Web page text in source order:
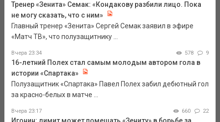
Тренер «Зенита» Семак: «Кондакову разбили лицо. Пока
не могу сказать, что с ним»
Главный тренер «Зенита» Сергей Семак заявил в эфире
«Матч ТВ», что полузащитнику ...
Вчера 23:34 578 9
16-летний Полех стал самым молодым автором гола в
истории «Спартака»
Полузащитник «Спартака» Павел Полех забил дебютный гол
за красно-белых в матче ...
Вчера 23:17 660 22